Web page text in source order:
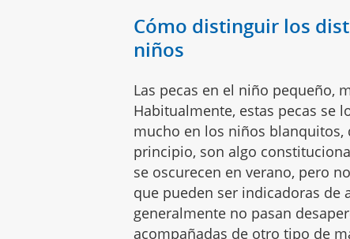
Cómo distinguir los
niños
Las pecas en el niño pequeño,
Habitualmente, estas pecas se
mucho en los niños
principio, son algo
se oscurecen en verano, pero
que pueden ser indicadoras de
generalmente no pasan
acompañadas de otro tipo de